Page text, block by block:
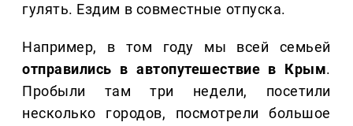
гулять. Ездим в совместные отпуска.
Например, в том году мы всей семьей
отправились в автопутешествие в Крым.
Пробыли там три недели, посетили
несколько городов, посмотрели большое